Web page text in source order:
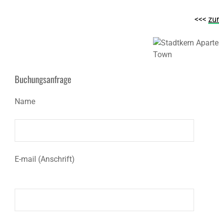
<<<
Buchungsanfrage
Name
E-mail (Anschrift)